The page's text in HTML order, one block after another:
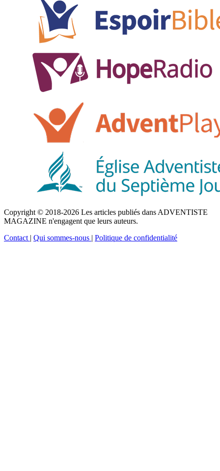
Copyright © 2018-2026 Les articles publiés dans ADVENTISTE
MAGAZINE n'engagent que leurs auteurs.
Contact | Qui sommes-nous | Politique de confidentialité